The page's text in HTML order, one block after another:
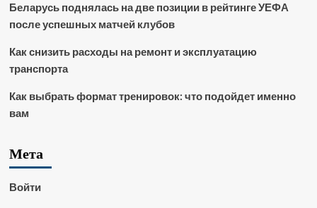
Беларусь поднялась на две позиции в рейтинге УЕФА
после успешных матчей клубов
Как снизить расходы на ремонт и эксплуатацию
транспорта
Как выбрать формат тренировок: что подойдет именно
вам
Мета
Войти